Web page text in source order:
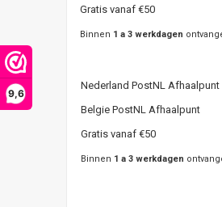
9,6
Gratis vanaf €50
Binnen 1 a 3 werkdagen
Nederland PostNL
Belgie PostNL Afhaalpunt
Gratis vanaf €50
Binnen 1 a 3 werkdagen